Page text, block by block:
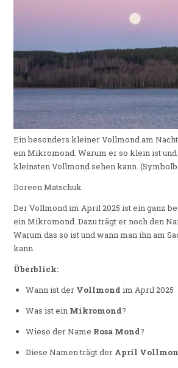
Ein besonders kleiner Vollmond am
ein Mikromond. Warum er so klein ist
kleinsten Vollmond sehen kann.
Doreen Matschuk
Der Vollmond im April 2025 ist ein ganz
ein Mikromond. Dazu trägt er noch den
Warum das so ist und wann man ihn am
kann.
Überblick:
Wann ist der Vollmond im April 2025
Was ist ein Mikromond?
Wieso der Name Rosa Mond?
Diese Namen trägt der April